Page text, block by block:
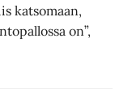
katsomaan,
on”,